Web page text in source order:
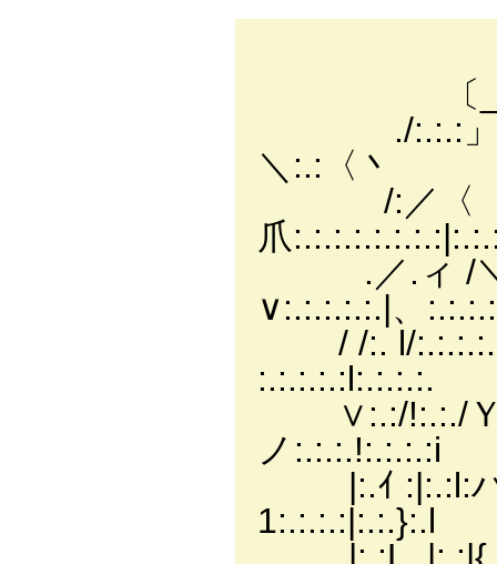
〔_￣￣ｿ
./:.:.:」 〈/
＼:.:〈丶
/:／〈
爪
.／.ィ /＼
∨:.:.:.:.:.|、
/ /:. l/
:.:.:.:.:l:.:.:.:.
∨:.:/!:.:./Ｙ
ノ:.:.:.!:.:.:.:i
|:.ｲ :|:.:l:
1:.:.:.:|:.:.}:.l